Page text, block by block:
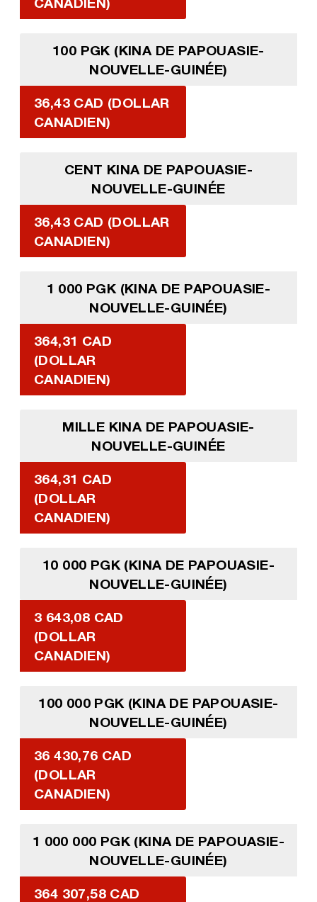
100 PGK (KINA DE PAPOUASIE-
NOUVELLE-GUINÉE)
36,43 CAD (DOLLAR
CANADIEN)
CENT KINA DE PAPOUASIE-
NOUVELLE-GUINÉE
36,43 CAD (DOLLAR
CANADIEN)
1 000 PGK (KINA DE PAPOUASIE-
NOUVELLE-GUINÉE)
364,31 CAD
(DOLLAR
CANADIEN)
MILLE KINA DE PAPOUASIE-
NOUVELLE-GUINÉE
364,31 CAD
(DOLLAR
CANADIEN)
10 000 PGK (KINA DE PAPOUASIE-
NOUVELLE-GUINÉE)
3 643,08 CAD
(DOLLAR
CANADIEN)
100 000 PGK (KINA DE PAPOUASIE-
NOUVELLE-GUINÉE)
36 430,76 CAD
(DOLLAR
CANADIEN)
1 000 000 PGK (KINA DE PAPOUASIE-
NOUVELLE-GUINÉE)
364 307,58 CAD